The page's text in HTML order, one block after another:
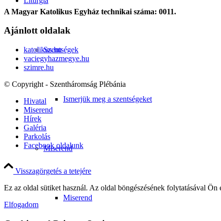
Szentségek
Ismerjük meg a szentségeket
Miserend
Miserend
A Magyar Katolikus Egyház technikai száma: 0011.
Ajánlott oldalak
katolikus.hu
vaciegyhazmegye.hu
szimre.hu
© Copyright - Szentháromság Plébánia
Hivatal
Miserend
Hírek
Galéria
Parkolás
Facebook oldalunk
Visszagörgetés a tetejére
Ez az oldal sütiket használ. Az oldal böngészésének folytatásával
Elfogadom